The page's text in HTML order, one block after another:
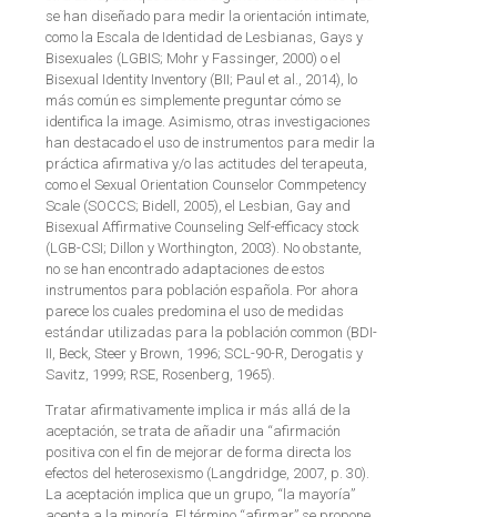
se han diseñado para medir la orientación intimate,
como la Escala de Identidad de Lesbianas, Gays y
Bisexuales (LGBIS; Mohr y Fassinger, 2000) o el
Bisexual Identity Inventory (BII; Paul et al., 2014), lo
más común es simplemente preguntar cómo se
identifica la image. Asimismo, otras investigaciones
han destacado el uso de instrumentos para medir la
práctica afirmativa y/o las actitudes del terapeuta,
como el Sexual Orientation Counselor Commpetency
Scale (SOCCS; Bidell, 2005), el Lesbian, Gay and
Bisexual Affirmative Counseling Self-efficacy stock
(LGB-CSI; Dillon y Worthington, 2003). No obstante,
no se han encontrado adaptaciones de estos
instrumentos para población española. Por ahora
parece los cuales predomina el uso de medidas
estándar utilizadas para la población common (BDI-
II, Beck, Steer y Brown, 1996; SCL-90-R, Derogatis y
Savitz, 1999; RSE, Rosenberg, 1965).
Tratar afirmativamente implica ir más allá de la
aceptación, se trata de añadir una “afirmación
positiva con el fin de mejorar de forma directa los
efectos del heterosexismo (Langdridge, 2007, p. 30).
La aceptación implica que un grupo, “la mayoría”